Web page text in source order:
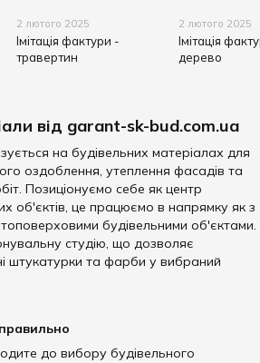
2 лютого 2025
Імітація фактури -
травертин
2 лютого 2025
Імітація
дерево
від garant-sk-bud.com.ua
на будівельних матеріалах для
оздоблення, утеплення фасадів та
Позиціонуємо себе як центр
об'єктів, це працюємо в напрямку як з
будівельними об'єктами.
студію, що дозволяє
штукатурки та фарби у вибраний
до вибору будівельного